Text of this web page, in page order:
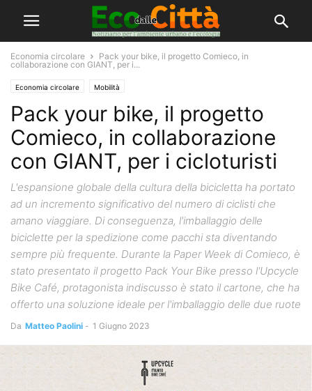
Economia circolare
Pack your bike, il progetto Comieco, in
collaborazione con GIANT, per i...
Economia circolare Mobilità
Pack your bike, il progetto
Comieco, in collaborazione
con GIANT, per i cicloturisti
L'espansione globale della cultura della bicicletta ha portato
ad un incremento significativo del numero di ciclisti che
amano viaggiare. Di conseguenza, l'imballaggio delle
biciclette per la spedizione come pacchi sta diventando
sempre più frequente. Durante la Paper Week di Comieco, è
stato presentato il progetto Pack Your Bike presso l'Upcycle
Bike Café, protagonista indiscusso è stato il cartone, che ha
offerto una soluzione ideale per l'imballaggio delle due ruote
Da Matteo Paolini - 1 Giugno 2023